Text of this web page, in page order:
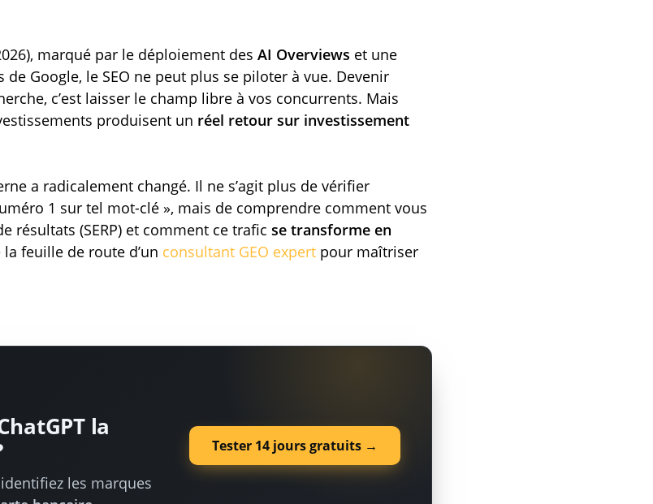
marqué par le déploiement des AI Overviews et une
Google, le SEO ne peut plus se piloter à vue. Devenir
c’est laisser le champ libre à vos concurrents. Mais
produisent un réel retour sur investissement
a radicalement changé. Il ne s’agit plus de vérifier
1 sur tel mot-clé », mais de comprendre comment vous
résultats (SERP) et comment ce trafic se transforme en
feuille de route d’un consultant GEO expert pour maîtriser
la
les marques
Tester 14 jours gratuits →